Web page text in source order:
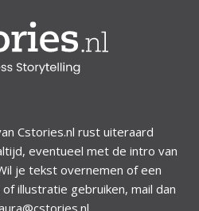
Cstories.nl rust uiteraard
eventueel met de intro van
je tekst overnemen of een
illustratie gebruiken, mail dan